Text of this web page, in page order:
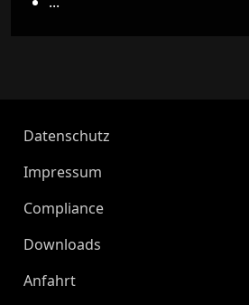
Datenschutz
Impressum
Compliance
Downloads
Anfahrt